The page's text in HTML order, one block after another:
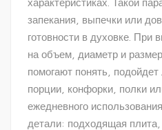
запекания, выпечки или
готовности в духовке. При
на объем, диаметр и
помогают понять,
порции, конфорки, полки
ежедневного
детали: подходящая плита,